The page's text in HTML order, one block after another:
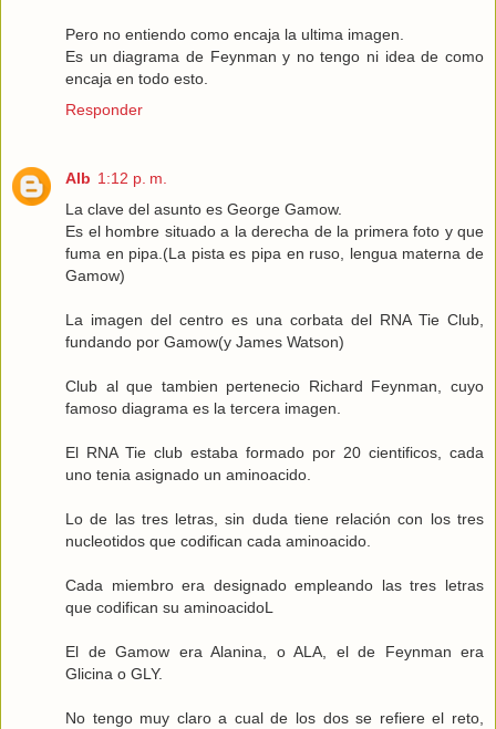
Pero no entiendo como encaja la ultima imagen.
Es un diagrama de Feynman y no tengo ni idea de como
encaja en todo esto.
Responder
Alb 1:12 p. m.
La clave del asunto es George Gamow.
Es el hombre situado a la derecha de la primera foto y que
fuma en pipa.(La pista es pipa en ruso, lengua materna de
Gamow)
La imagen del centro es una corbata del RNA Tie Club,
fundando por Gamow(y James Watson)
Club al que tambien pertenecio Richard Feynman, cuyo
famoso diagrama es la tercera imagen.
El RNA Tie club estaba formado por 20 cientificos, cada
uno tenia asignado un aminoacido.
Lo de las tres letras, sin duda tiene relación con los tres
nucleotidos que codifican cada aminoacido.
Cada miembro era designado empleando las tres letras
que codifican su aminoacidoL
El de Gamow era Alanina, o ALA, el de Feynman era
Glicina o GLY.
No tengo muy claro a cual de los dos se refiere el reto,